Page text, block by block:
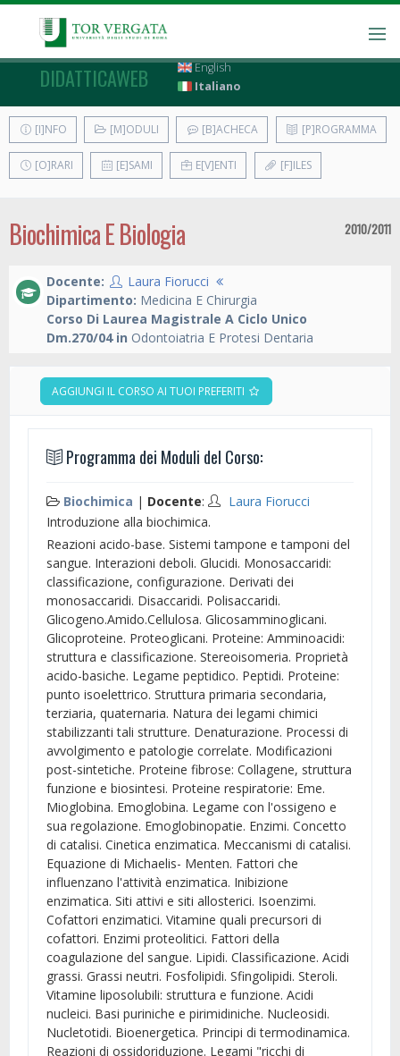
DIDATTICAWEB
English
Italiano
[I]NFO [M]ODULI [B]ACHECA [P]ROGRAMMA
[O]RARI [E]SAMI E[V]ENTI [F]ILES
Biochimica E Biologia 2010/2011
Docente:
Laura Fiorucci
Dipartimento: Medicina E Chirurgia
Corso Di Laurea Magistrale A Ciclo Unico
Dm.270/04 in Odontoiatria E Protesi Dentaria
AGGIUNGI IL CORSO AI TUOI PREFERITI
Programma dei Moduli del Corso:
Biochimica | Docente:
Laura Fiorucci
Introduzione alla biochimica.
Reazioni acido-base. Sistemi tampone e tamponi del
sangue. Interazioni deboli. Glucidi. Monosaccaridi:
classificazione, configurazione. Derivati dei
monosaccaridi. Disaccaridi. Polisaccaridi.
Glicogeno.Amido.Cellulosa. Glicosamminoglicani.
Glicoproteine. Proteoglicani. Proteine: Amminoacidi:
struttura e classificazione. Stereoisomeria. Proprietà
acido-basiche. Legame peptidico. Peptidi. Proteine:
punto isoelettrico. Struttura primaria secondaria,
terziaria, quaternaria. Natura dei legami chimici
stabilizzanti tali strutture. Denaturazione. Processi di
avvolgimento e patologie correlate. Modificazioni
post-sintetiche. Proteine fibrose: Collagene, struttura
funzione e biosintesi. Proteine respiratorie: Eme.
Mioglobina. Emoglobina. Legame con l'ossigeno e
sua regolazione. Emoglobinopatie. Enzimi. Concetto
di catalisi. Cinetica enzimatica. Meccanismi di catalisi.
Equazione di Michaelis- Menten. Fattori che
influenzano l'attività enzimatica. Inibizione
enzimatica. Siti attivi e siti allosterici. Isoenzimi.
Cofattori enzimatici. Vitamine quali precursori di
cofattori. Enzimi proteolitici. Fattori della
coagulazione del sangue. Lipidi. Classificazione. Acidi
grassi. Grassi neutri. Fosfolipidi. Sfingolipidi. Steroli.
Vitamine liposolubili: struttura e funzione. Acidi
nucleici. Basi puriniche e pirimidiniche. Nucleosidi.
Nucletotidi. Bioenergetica. Principi di termodinamica.
Reazioni di ossidoriduzione. Legami "ricchi di